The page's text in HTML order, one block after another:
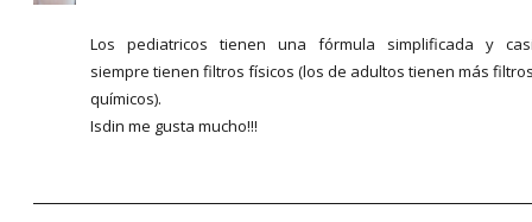
Los pediatricos tienen una fórmula simplificada y
siempre tienen filtros físicos (los de adultos tienen más
químicos).
Isdin me gusta mucho!!!